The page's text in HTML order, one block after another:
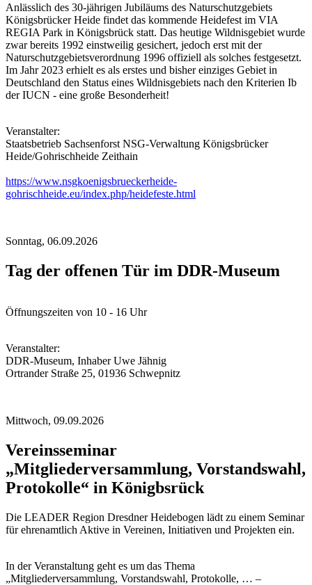
Anlässlich des 30-jährigen Jubiläums des Naturschutzgebiets
Königsbrücker Heide findet das kommende Heidefest im VIA
REGIA Park in Königsbrück statt. Das heutige Wildnisgebiet wurde
zwar bereits 1992 einstweilig gesichert, jedoch erst mit der
Naturschutzgebietsverordnung 1996 offiziell als solches festgesetzt.
Im Jahr 2023 erhielt es als erstes und bisher einziges Gebiet in
Deutschland den Status eines Wildnisgebiets nach den Kriterien Ib
der IUCN - eine große Besonderheit!
Veranstalter:
Staatsbetrieb Sachsenforst NSG-Verwaltung Königsbrücker
Heide/Gohrischheide Zeithain
https://www.nsgkoenigsbrueckerheide-
gohrischheide.eu/index.php/heidefeste.html
Sonntag, 06.09.2026
Tag der offenen Tür im DDR-Museum
Öffnungszeiten von 10 - 16 Uhr
Veranstalter:
DDR-Museum, Inhaber Uwe Jähnig
Ortrander Straße 25, 01936 Schwepnitz
Mittwoch, 09.09.2026
Vereinsseminar
„Mitgliederversammlung, Vorstandswahl,
Protokolle“ in Königbsrück
Die LEADER Region Dresdner Heidebogen lädt zu einem Seminar
für ehrenamtlich Aktive in Vereinen, Initiativen und Projekten ein.
In der Veranstaltung geht es um das Thema
„Mitgliederversammlung, Vorstandswahl, Protokolle, … –